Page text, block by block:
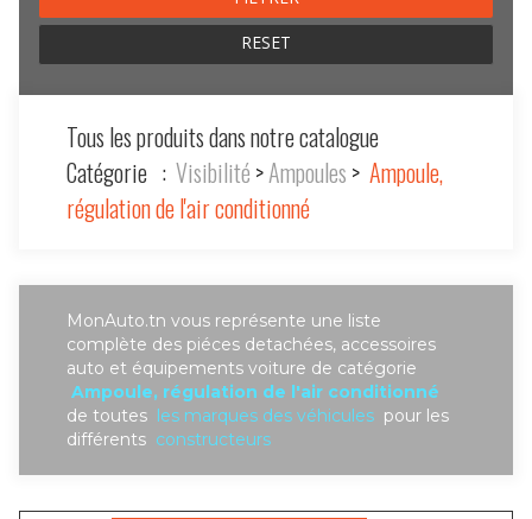
RESET
Tous les produits dans notre catalogue
Catégorie : Visibilité >Ampoules > Ampoule,
régulation de l'air conditionné
MonAuto.tn vous représente une liste
complète des piéces detachées, accessoires
auto et équipements voiture de catégorie
Ampoule, régulation de l'air conditionné
de toutes les marques des véhicules pour les
différents constructeurs